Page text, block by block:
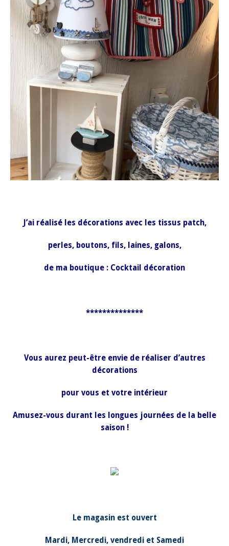
J’ai réalisé les décorations avec les tissus patch,
perles, boutons, fils, laines, galons,
de ma boutique : Cocktail décoration
**************
Vous aurez peut-être envie de réaliser d’autres
décorations
pour vous et votre intérieur
Amusez-vous durant les longues journées de la belle
saison !
Le magasin est ouvert
Mardi, Mercredi, vendredi et Samedi